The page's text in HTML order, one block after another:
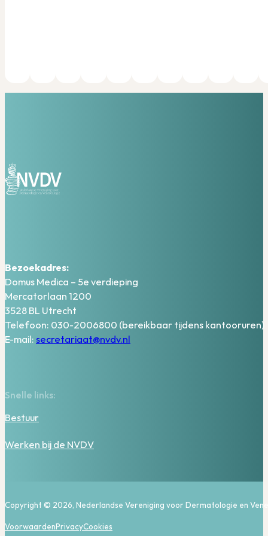
Bezoekadres:
Domus Medica – 5e verdieping
Mercatorlaan 1200
3528 BL Utrecht
Telefoon: 030-2006800 (bereikbaar tijdens kantooruren)
E-mail: secretariaat@nvdv.nl
Snelle links:
Bestuur
Werken bij de NVDV
Copyright © 2026, Nederlandse Vereniging voor Dermatologie en
VoorwaardenPrivacyCookies